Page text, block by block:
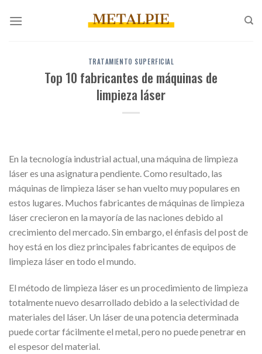
TRATAMIENTO SUPERFICIAL
Top 10 fabricantes de máquinas de
limpieza láser
En la tecnología industrial actual, una máquina de limpieza
láser es una asignatura pendiente. Como resultado, las
máquinas de limpieza láser se han vuelto muy populares en
estos lugares. Muchos fabricantes de máquinas de limpieza
láser crecieron en la mayoría de las naciones debido al
crecimiento del mercado. Sin embargo, el énfasis del post de
hoy está en los diez principales fabricantes de equipos de
limpieza láser en todo el mundo.
El método de limpieza láser es un procedimiento de limpieza
totalmente nuevo desarrollado debido a la selectividad de
materiales del láser. Un láser de una potencia determinada
puede cortar fácilmente el metal, pero no puede penetrar en
el espesor del material.